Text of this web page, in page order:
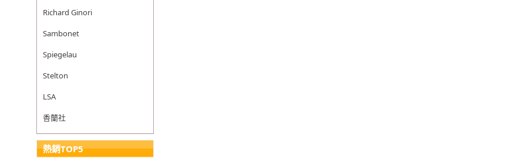
Richard Ginori
Sambonet
Spiegelau
Stelton
LSA
香蘭社
熱銷TOP5